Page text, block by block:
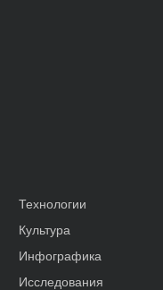
Технологии
Культура
Инфографика
Исследования